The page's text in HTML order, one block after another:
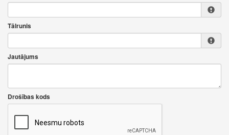
Tālrunis
Jautājums
Drošības kods